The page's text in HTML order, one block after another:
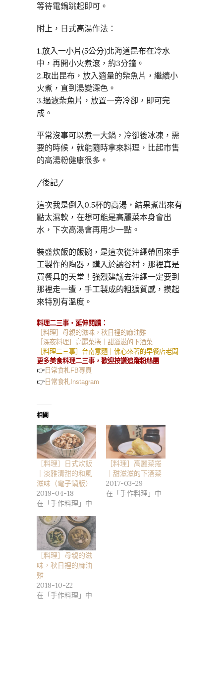
等待電鍋跳起即可。
附上，日式高湯作法：
1.放入一小片(5公分)北海道昆布在冷水
中，再開小火煮滾，約3分鐘。
2.取出昆布，放入適量的柴魚片，繼續小
火煮，直到湯變深色。
3.過濾柴魚片，放置一旁冷卻，即可完
成。
平常沒事可以煮一大鍋，冷卻後冰凍，需
要的時候，就能隨時拿來料理，比起市售
的高湯粉健康很多。
/後記/
這次我是倒入0.5杯的高湯，結果煮出來有
點太濕軟，在想可能是高麗菜本身會出
水，下次高湯會再用少一點。
裝盛炊飯的飯碗，是這次從沖繩帶回來手
工製作的陶器，購入於讀谷村，那裡真是
買餐具的天堂！強烈建議去沖繩一定要到
那裡走一遭，手工製成的粗獷質感，摸起
來特別有溫度。
料理二三事・延伸閱讀：
［料理］母親的滋味，秋日裡的麻油雞
［深夜料理］高麗菜捲｜甜滋滋的下酒菜
［料理二三事］台南意麵｜佛心來著的早餐店老闆
更多美食料理二三事，歡迎按讚追蹤粉絲團
👉 日常食札FB專頁
👉 日常食札Instagram
相關
［料理］日式炊飯
｜淡雅清甜的和風
滋味（電子鍋版）
2019-04-18
在「手作料理」中
［料理］高麗菜捲
｜甜滋滋的下酒菜
2017-03-29
在「手作料理」中
［料理］母親的滋
味，秋日裡的麻油
雞
2018-10-22
在「手作料理」中